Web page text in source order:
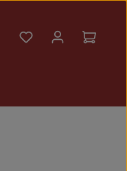
Du hast 0